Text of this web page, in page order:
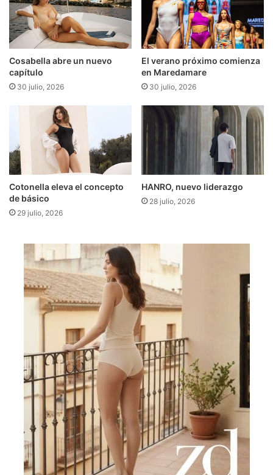
Cosabella abre un nuevo
capítulo
30 julio, 2026
El verano próximo comienza
en Maredamare
30 julio, 2026
Cotonella eleva el concepto
de básico
29 julio, 2026
HANRO, nuevo liderazgo
28 julio, 2026